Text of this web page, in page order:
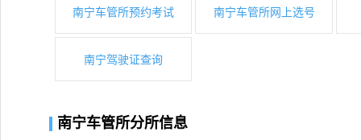
南宁车管所预约考试 南宁车管所网上选号
南宁驾驶证查询
南宁车管所分所信息